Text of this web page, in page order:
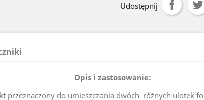
Udostępnij
Opis i zastosowanie:
przeznaczony do umieszczania dwóch różnych ulotek